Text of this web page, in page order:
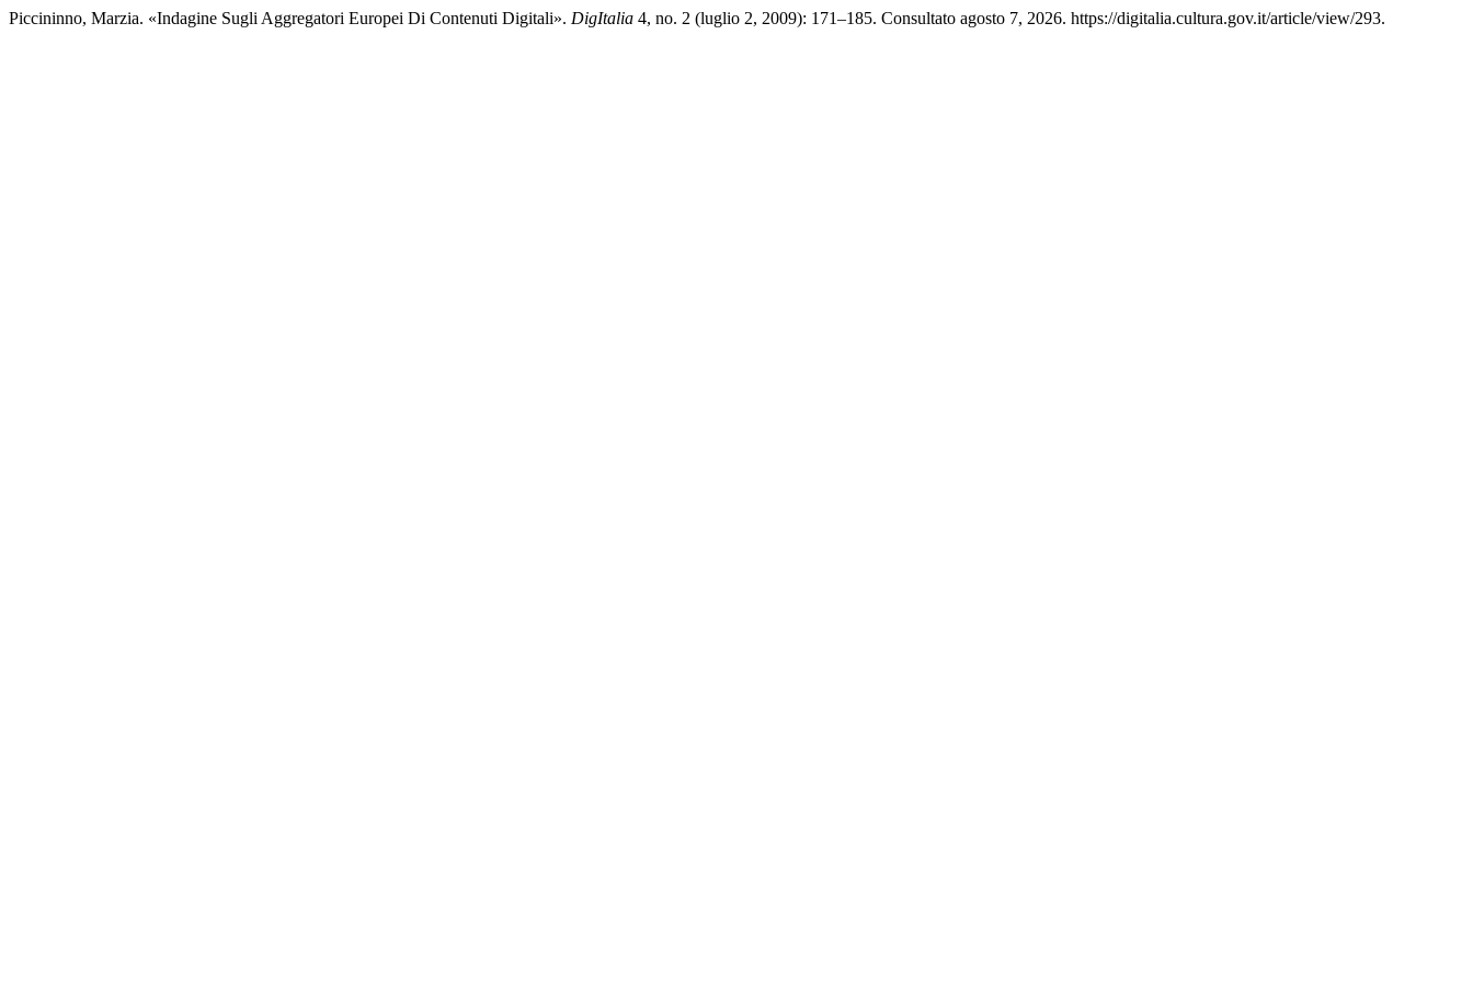
Piccininno, Marzia. «Indagine Sugli Aggregatori Europei Di Contenuti Digitali». DigItalia 4, no. 2 (luglio 2, 2009): 171–185. Consultato agosto 7, 2026. https://digitalia.cultura.gov.it/article/view/293.